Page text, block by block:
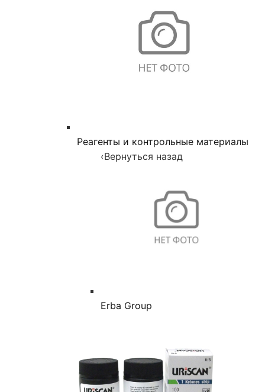
Реагенты и контрольные материалы
‹Вернуться назад
Erba Group